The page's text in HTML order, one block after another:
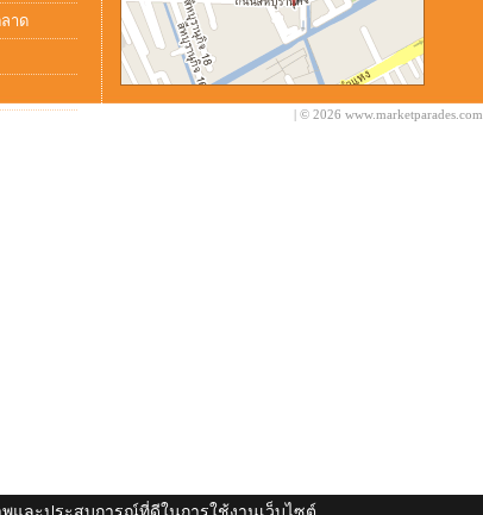
าด
| © 2026 www.marketparades.com